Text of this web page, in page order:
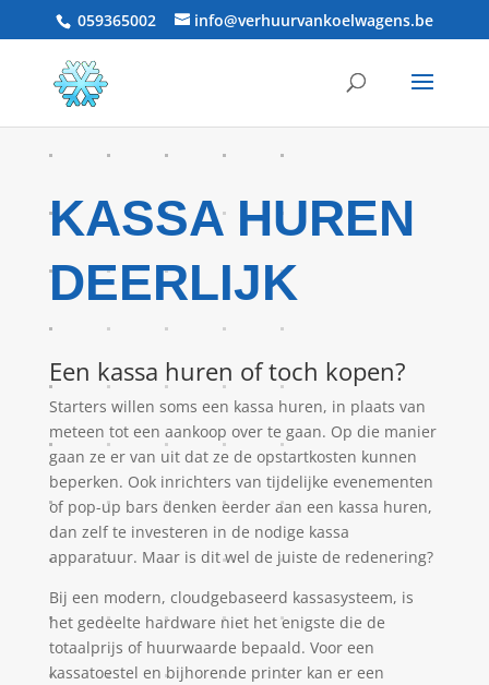
059365002 info@verhuurvankoelwagens.be
KASSA HUREN
DEERLIJK
Een kassa huren of toch kopen?
Starters willen soms een kassa huren, in plaats van
meteen tot een aankoop over te gaan. Op die manier
gaan ze er van uit dat ze de opstartkosten kunnen
beperken. Ook inrichters van tijdelijke evenementen
of pop-up bars denken eerder aan een kassa huren,
dan zelf te investeren in de nodige kassa
apparatuur. Maar is dit wel de juiste de redenering?
Bij een modern, cloudgebaseerd kassasysteem, is
het gedeelte hardware niet het enigste die de
totaalprijs of huurwaarde bepaald. Voor een
kassatoestel en bijhorende printer kan er een